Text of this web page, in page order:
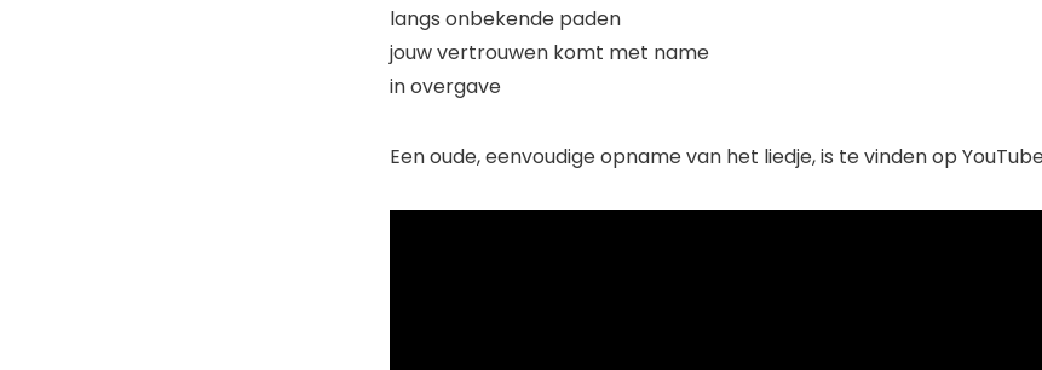
langs onbekende paden
jouw vertrouwen komt met name
in overgave
Een oude, eenvoudige opname van het liedje, is te vinden op